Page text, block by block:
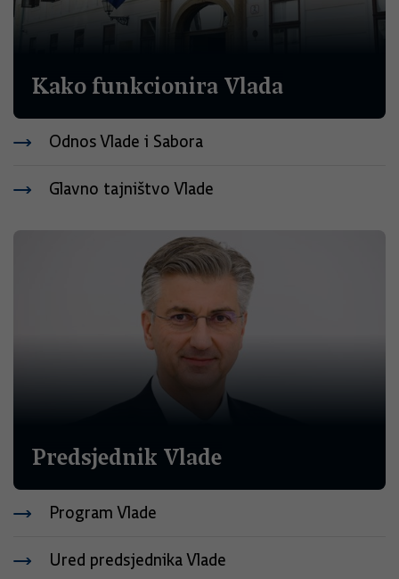
Kako funkcionira Vlada
Odnos Vlade i Sabora
Glavno tajništvo Vlade
Predsjednik Vlade
Program Vlade
Ured predsjednika Vlade